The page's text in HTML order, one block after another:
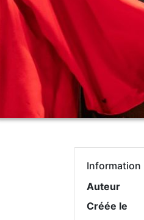
Information
Auteur
Créée le